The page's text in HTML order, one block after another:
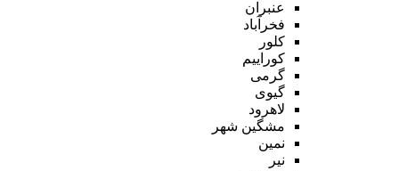
عنبران
فخرآباد
کلور
کوراییم
گرمی
گیوی
لاهرود
مشگین شهر
نمین
نیر